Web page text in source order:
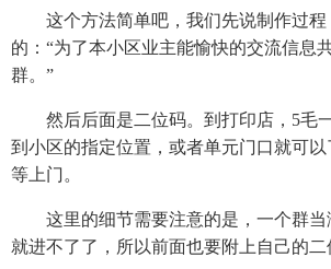
这个方法简单吧，我们先说制作过程
的：“为了本小区业主能愉快的交流信息
群。”
然后后面是二位码。到打印店，5毛
到小区的指定位置，或者单元门口就可
等上门。
这里的细节需要注意的是，一个群当
就进不了了，所以前面也要附上自己的二